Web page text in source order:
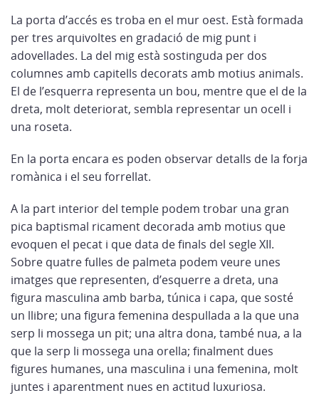
La porta d’accés es troba en el mur oest. Està formada
per tres arquivoltes en gradació de mig punt i
adovellades. La del mig està sostinguda per dos
columnes amb capitells decorats amb motius animals.
El de l’esquerra representa un bou, mentre que el de la
dreta, molt deteriorat, sembla representar un ocell i
una roseta.
En la porta encara es poden observar detalls de la forja
romànica i el seu forrellat.
A la part interior del temple podem trobar una gran
pica baptismal ricament decorada amb motius que
evoquen el pecat i que data de finals del segle XII.
Sobre quatre fulles de palmeta podem veure unes
imatges que representen, d’esquerre a dreta, una
figura masculina amb barba, túnica i capa, que sosté
un llibre; una figura femenina despullada a la que una
serp li mossega un pit; una altra dona, també nua, a la
que la serp li mossega una orella; finalment dues
figures humanes, una masculina i una femenina, molt
juntes i aparentment nues en actitud luxuriosa.